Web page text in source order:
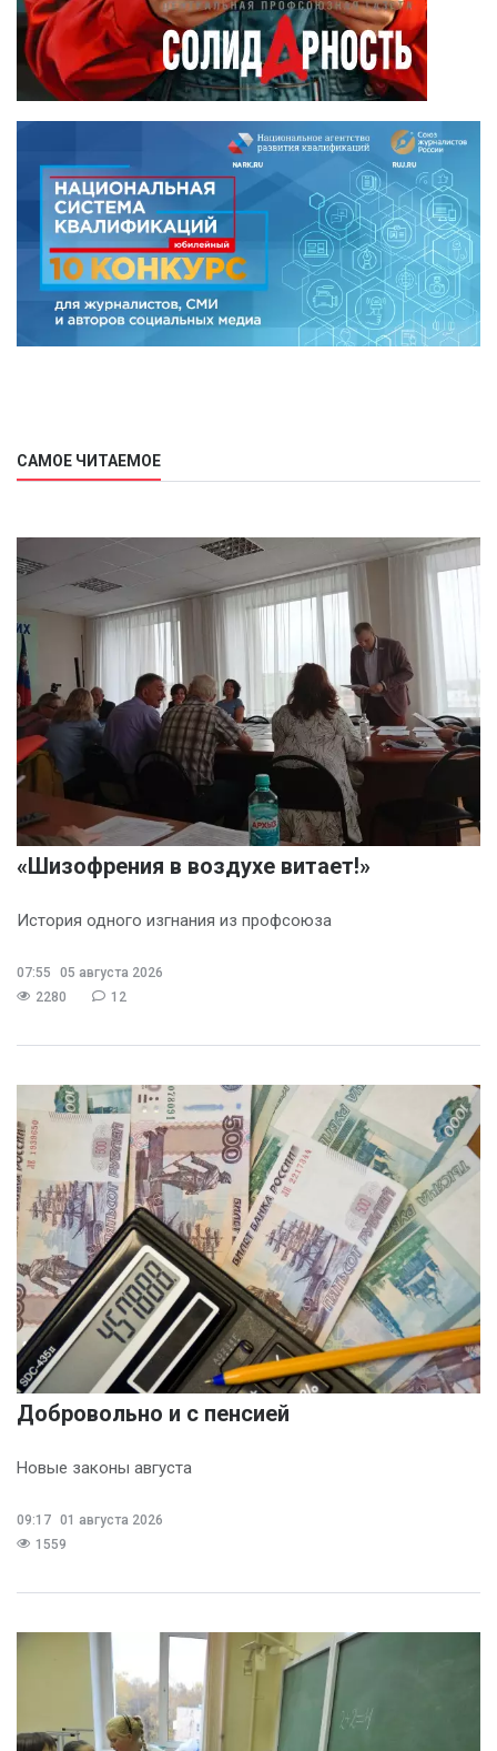
САМОЕ ЧИТАЕМОЕ
«Шизофрения в воздухе витает!»
История одного изгнания из профсоюза
07:55
05 августа 2026
2280
12
Добровольно и с пенсией
Новые законы августа
09:17 01 августа 2026
1559